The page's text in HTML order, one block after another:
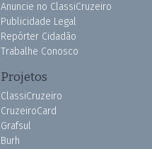
Anuncie no ClassiCruzeiro
Publicidade Legal
Repórter Cidadão
Trabalhe Conosco
Projetos
ClassiCruzeiro
CruzeiroCard
Grafsul
Burh